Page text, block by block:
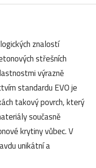
znalostí
střešních
výrazně
standardu EVO je
takový povrch, který
současně
krytiny vůbec. V
unikátní a